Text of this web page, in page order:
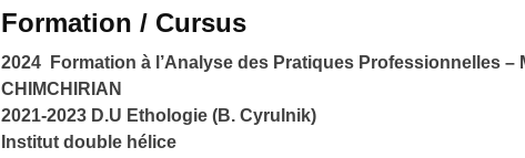
Formation / Cursus
2024 Formation à l’Analyse des Pratiques Professionnelles –
CHIMCHIRIAN
2021-2023 D.U Ethologie (B. Cyrulnik)
Institut double hélice